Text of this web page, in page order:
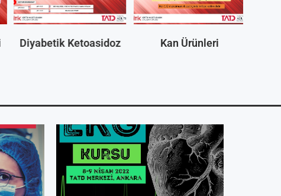
Diyabetik Ketoasidoz Kan Ürünleri